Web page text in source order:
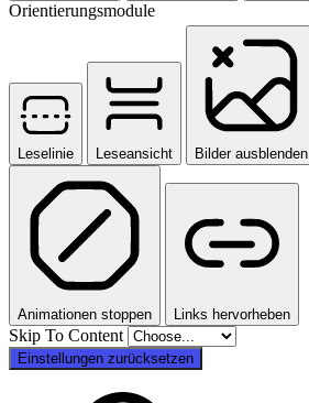
Orientierungsmodule
Leselinie Leseansicht Bilder ausblenden
Animationen stoppen Links hervorheben
Skip To Content
Einstellungen zurücksetzen